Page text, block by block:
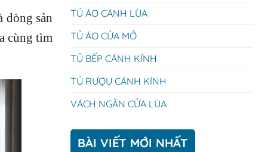
dòng sản
cùng tìm
TỦ ÁO CÁNH LÙA
TỦ ÁO CỬA MỞ
TỦ BẾP CÁNH KÍNH
TỦ RƯỢU CÁNH KÍNH
VÁCH NGĂN CỬA LÙA
BÀI VIẾT MỚI NHẤT